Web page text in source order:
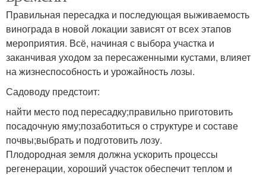
Правильная пересадка и последующая выживаемость
винограда в новой локации зависят от всех этапов
мероприятия. Всё, начиная с выбора участка и
заканчивая уходом за пересаженными кустами, влияет
на жизнеспособность и урожайность лозы.
Садоводу предстоит:
найти место под пересадку;правильно приготовить
посадочную яму;позаботиться о структуре и составе
почвы;выбрать и подготовить лозу.
Плодородная земля должна ускорить процессы
регенерации, хороший участок обеспечит теплом и